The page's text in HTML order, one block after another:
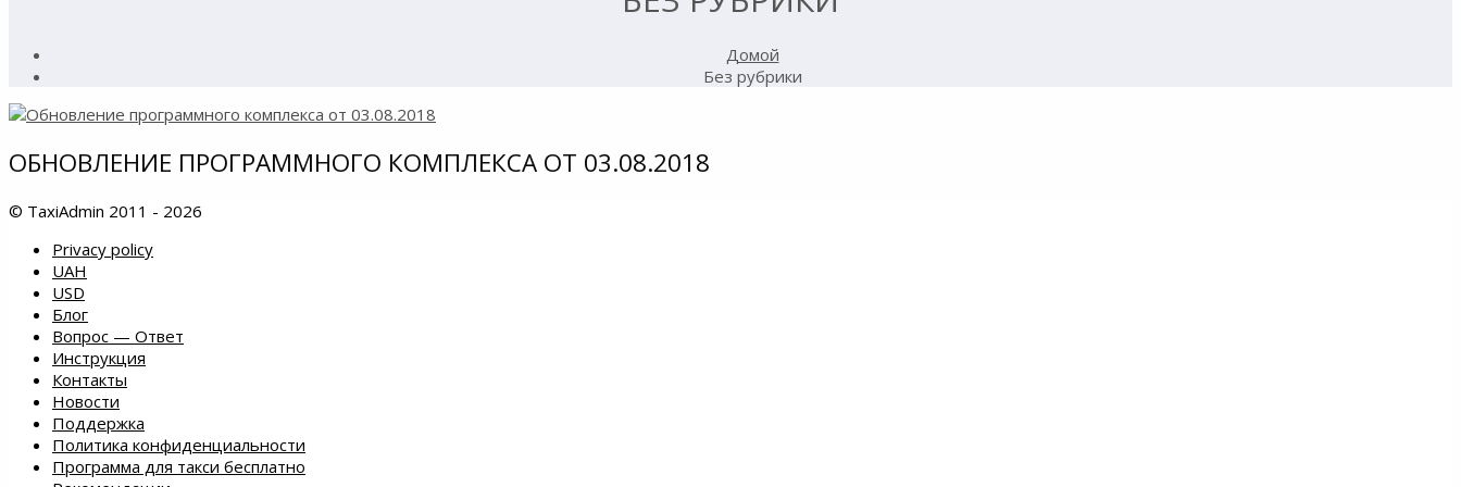
Домой
Без рубрики
ОБНОВЛЕНИЕ ПРОГРАММНОГО КОМПЛЕКСА ОТ 03.08.2018
© TaxiAdmin 2011 - 2026
Privacy policy
UAH
USD
Блог
Вопрос — Ответ
Инструкция
Контакты
Новости
Поддержка
Политика конфиденциальности
Программа для такси бесплатно